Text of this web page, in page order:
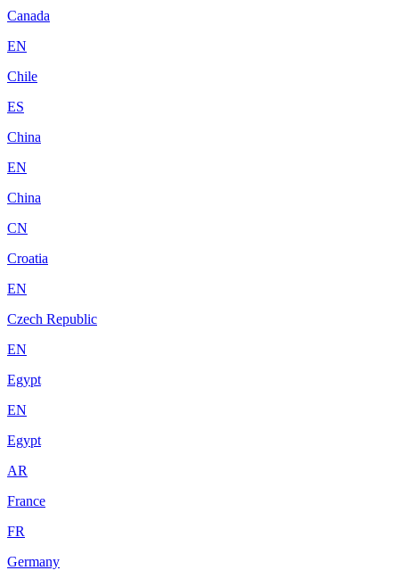
Canada
EN
Chile
ES
China
EN
China
CN
Croatia
EN
Czech Republic
EN
Egypt
EN
Egypt
AR
France
FR
Germany